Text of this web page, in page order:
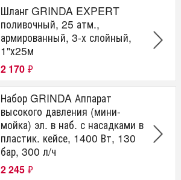
Шланг GRINDA EXPERT
поливочный, 25 атм.,
армированный, 3-х слойный,
1"х25м
2 170 ₽
Набор GRINDA Аппарат
высокого давления (мини-
мойка) эл. в наб. с насадками в
пластик. кейсе, 1400 Вт, 130
бар, 300 л/ч
2 245 ₽